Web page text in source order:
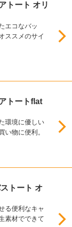
トート オリ
エコなバッ
ススメのサイ
トートflat
環境に優しい
い物に便利。
トート オ
る便利なキャ
素材でできて